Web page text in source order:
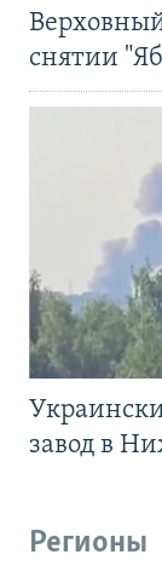
снятии
завод в
Регионы